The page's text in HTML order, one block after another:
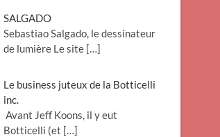
SALGADO
Sebastiao Salgado, le dessinateur
de lumière Le site […]
Le business juteux de la Botticelli
inc.
Avant Jeff Koons, il y eut
Botticelli (et […]